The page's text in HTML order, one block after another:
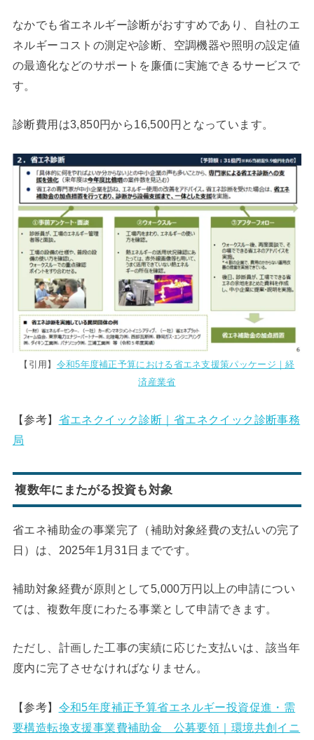
なかでも省エネルギー診断がおすすめであり、自社のエ
ネルギーコストの測定や診断、空調機器や照明の設定値
の最適化などのサポートを廉価に実施できるサービスで
す。
診断費用は3,850円から16,500円となっています。
【引用】 令和5年度補正予算における省エネ支援策パッケージ｜経
済産業省
【参考】 省エネクイック診断｜省エネクイック診断事務
局
複数年にまたがる投資も対象
省エネ補助金の事業完了（補助対象経費の支払いの完了
日）は、2025年1月31日までです。
補助対象経費が原則として5,000万円以上の申請につい
ては、複数年度にわたる事業として申請できます。
ただし、計画した工事の実績に応じた支払いは、該当年
度内に完了させなければなりません。
【参考】 令和5年度補正予算省エネルギー投資促進・需
要構造転換支援事業費補助金 公募要領｜環境共創イニ